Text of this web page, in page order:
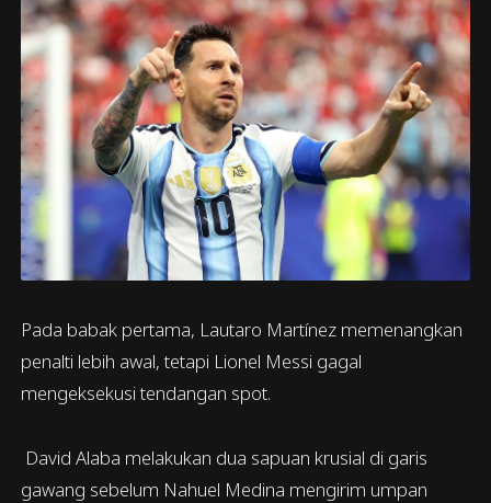
Pada babak pertama, Lautaro Martínez memenangkan
penalti lebih awal, tetapi Lionel Messi gagal
mengeksekusi tendangan spot.
David Alaba melakukan dua sapuan krusial di garis
gawang sebelum Nahuel Medina mengirim umpan